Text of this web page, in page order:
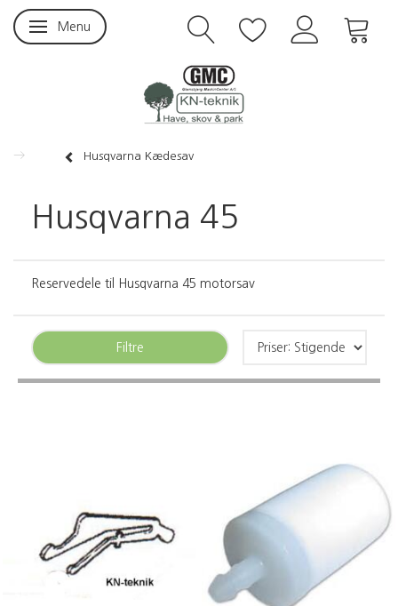
Skifte navigation
Menu
Husqvarna Kædesav
Husqvarna 45
Reservedele til Husqvarna 45 motorsav
Filtre